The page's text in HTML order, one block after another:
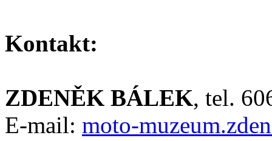
Kontakt:
ZDENĚK BÁLEK, tel.
E-mail: moto-